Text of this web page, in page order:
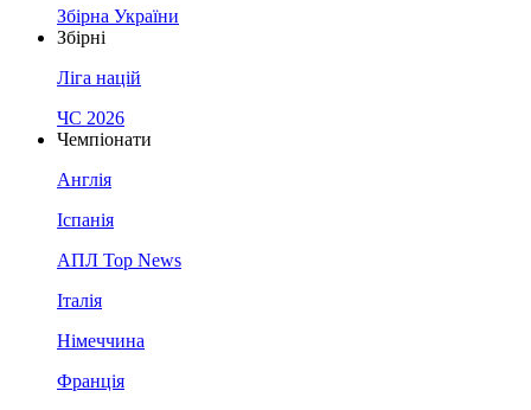
Збірна України
Збірні
Ліга націй
ЧС 2026
Чемпіонати
Англія
Іспанія
АПЛ Top News
Італія
Німеччина
Франція